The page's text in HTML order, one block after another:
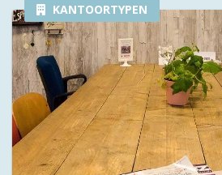
KANTOORTYPEN